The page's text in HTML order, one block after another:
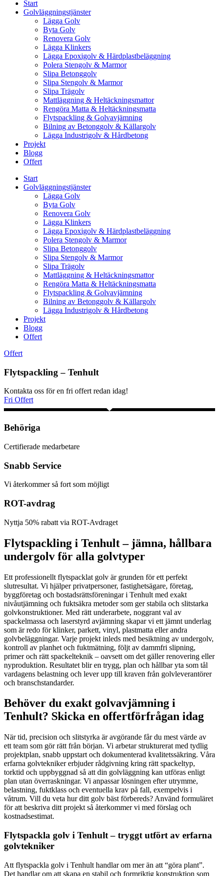
Start
Golvläggningstjänster
Lägga Golv
Byta Golv
Renovera Golv
Lägga Klinkers
Lägga Epoxigolv & Härdplastbeläggning
Polera Stengolv & Marmor
Slipa Betonggolv
Slipa Stengolv & Marmor
Slipa Trägolv
Mattläggning & Heltäckningsmattor
Rengöra Matta & Heltäckningsmatta
Flytspackling & Golvavjämning
Bilning av Betonggolv & Källargolv
Lägga Industrigolv & Hårdbetong
Projekt
Blogg
Offert
Start
Golvläggningstjänster
Lägga Golv
Byta Golv
Renovera Golv
Lägga Klinkers
Lägga Epoxigolv & Härdplastbeläggning
Polera Stengolv & Marmor
Slipa Betonggolv
Slipa Stengolv & Marmor
Slipa Trägolv
Mattläggning & Heltäckningsmattor
Rengöra Matta & Heltäckningsmatta
Flytspackling & Golvavjämning
Bilning av Betonggolv & Källargolv
Lägga Industrigolv & Hårdbetong
Projekt
Blogg
Offert
Offert
Flytspackling – Tenhult
Kontakta oss för en fri offert redan idag!
Fri Offert
Behöriga
Certifierade medarbetare
Snabb Service
Vi återkommer så fort som möjligt
ROT-avdrag
Nyttja 50% rabatt via ROT-Avdraget
Flytspackling i Tenhult – jämna, hållbara
undergolv för alla golvtyper
Ett professionellt flytspacklat golv är grunden för ett perfekt
slutresultat. Vi hjälper privatpersoner, fastighetsägare, företag,
byggföretag och bostadsrättsföreningar i Tenhult med exakt
nivåutjämning och fuktsäkra metoder som ger stabila och slitstarka
golvkonstruktioner. Med rätt underarbete, noggrant val av
spackelmassa och laserstyrd avjämning skapar vi ett jämnt underlag
som är redo för klinker, parkett, vinyl, plastmatta eller andra
golvbeläggningar. Varje projekt inleds med besiktning av undergolv,
kontroll av planhet och fuktmätning, följt av dammfri slipning,
primer och rätt spackelteknik – oavsett om det gäller renovering eller
nyproduktion. Resultatet blir en trygg, plan och hållbar yta som tål
vardagens belastning och lever upp till kraven från golvleverantörer
och branschstandarder.
Behöver du exakt golvavjämning i
Tenhult? Skicka en offertförfrågan idag
När tid, precision och slitstyrka är avgörande får du mest värde av
ett team som gör rätt från början. Vi arbetar strukturerat med tydlig
projektplan, snabb uppstart och dokumenterad kvalitetssäkring. Våra
erfarna golvtekniker erbjuder rådgivning kring rätt spackeltyp,
torktid och uppbyggnad så att din golvläggning kan utföras enligt
plan utan överraskningar. Vi anpassar lösningen efter utrymme,
belastning, fuktklass och eventuella krav på fall, exempelvis i
våtrum. Vill du veta hur ditt golv bäst förbereds? Använd formuläret
för att beskriva ditt projekt så återkommer vi med förslag och
kostnadsestimat.
Flytspackla golv i Tenhult – tryggt utfört av erfarna
golvtekniker
Att flytspackla golv i Tenhult handlar om mer än att “göra plant”.
Det handlar om att skapa en stabil och formriktig konstruktion som